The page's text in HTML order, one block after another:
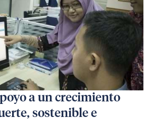
a un crecimiento
sostenible e